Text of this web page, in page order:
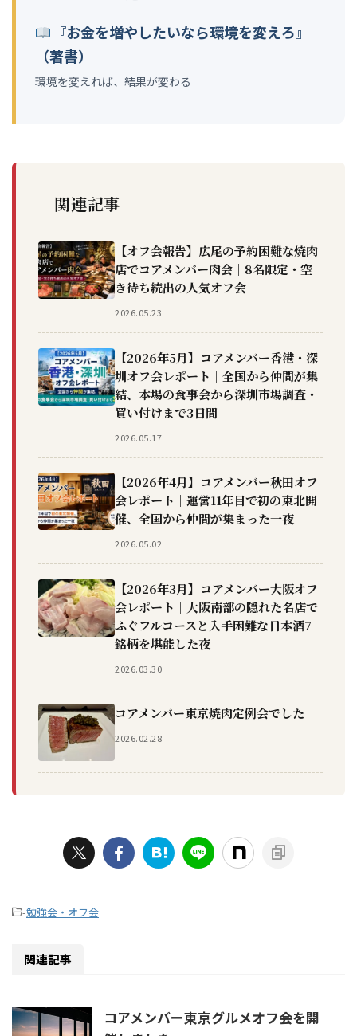
『お金を増やしたいなら環境を変えろ』
（著書）
環境を変えれば、結果が変わる
関連記事
【オフ会報告】広尾の予約困難な焼肉
店でコアメンバー肉会｜8名限定・空
き待ち続出の人気オフ会
2026.05.23
【2026年5月】コアメンバー香港・深
圳オフ会レポート｜全国から仲間が集
結、本場の食事会から深圳市場調査・
買い付けまで3日間
2026.05.17
【2026年4月】コアメンバー秋田オフ
会レポート｜運営11年目で初の東北開
催、全国から仲間が集まった一夜
2026.05.02
【2026年3月】コアメンバー大阪オフ
会レポート｜大阪南部の隠れた名店で
ふぐフルコースと入手困難な日本酒7
銘柄を堪能した夜
2026.03.30
コアメンバー東京焼肉定例会でした
2026.02.28
-勉強会・オフ会
関連記事
コアメンバー東京グルメオフ会を開